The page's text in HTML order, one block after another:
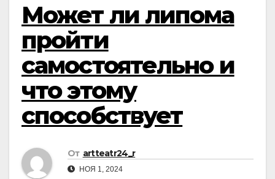
Может ли липома
пройти
самостоятельно и
что этому
способствует
От artteatr24_r
НОЯ 1, 2024